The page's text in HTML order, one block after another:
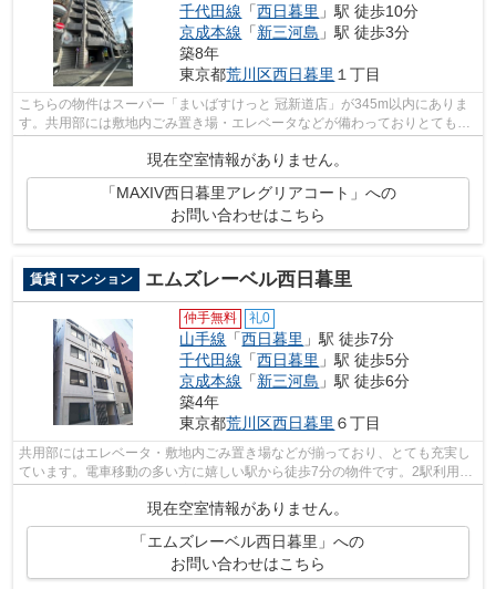
千代田線 「西日暮里 」駅 徒歩10分
京成本線 「新三河島 」駅 徒歩3分
築8年
東京都荒川区西日暮里 １丁目
こちらの物件はスーパー「まいばすけっと 冠新道店」が345m以内にありま
す。共用部には敷地内ごみ置き場・エレベータなどが備わっておりとても充
現在空室情報がありません。
「MAXIV西日暮里アレグリアコート」への
お問い合わせはこちら
賃貸 | マンション エムズレーベル西日暮里
仲手無料 礼0
山手線 「西日暮里 」駅 徒歩7分
千代田線 「西日暮里 」駅 徒歩5分
京成本線 「新三河島 」駅 徒歩6分
築4年
東京都荒川区西日暮里 ６丁目
共用部にはエレベータ・敷地内ごみ置き場などが揃っており、とても充実し
ています。電車移動の多い方に嬉しい駅から徒歩7分の物件です。2駅利用可
現在空室情報がありません。
「エムズレーベル西日暮里」への
お問い合わせはこちら